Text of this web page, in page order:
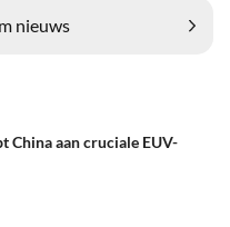
nieuws
China aan cruciale EUV-